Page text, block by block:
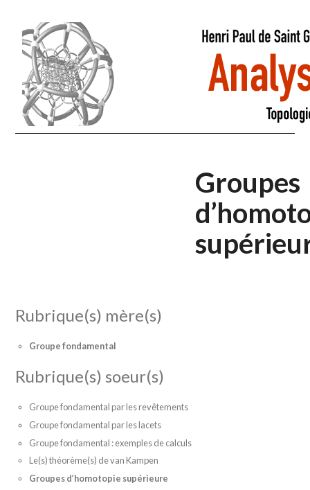
Groupes
Rubrique(s) mère(s)
Groupe fondamental
Rubrique(s) soeur(s)
Groupe fondamental par les revêtements
Groupe fondamental par les lacets
Groupe fondamental : exemples de calculs
Le(s) théorème(s) de van Kampen
Groupes d’homotopie supérieure